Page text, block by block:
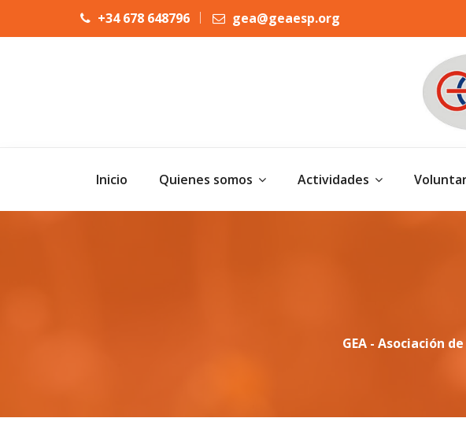
+34 678 648796 gea@geaesp.org
Inicio Quienes somos Actividades
GEA - Asociación